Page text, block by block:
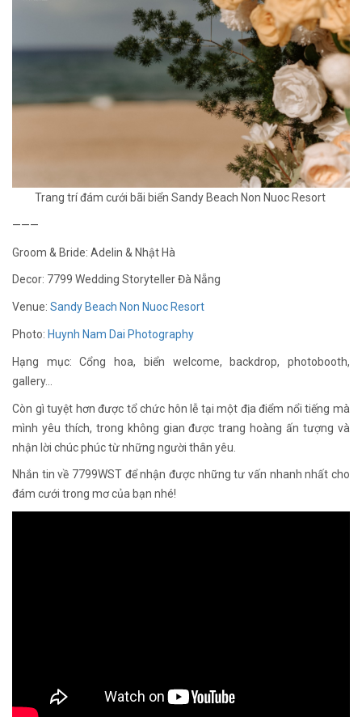
Trang trí đám cưới bãi biển Sandy Beach Non Nuoc Resort
———
Groom & Bride: Adelin & Nhật Hà
Decor: 7799 Wedding Storyteller Đà Nẵng
Venue: Sandy Beach Non Nuoc Resort
Photo: Huynh Nam Dai Photography
Hạng mục: Cổng hoa, biển welcome, backdrop, photobooth,
gallery…
Còn gì tuyệt hơn được tổ chức hôn lễ tại một địa điểm nổi tiếng mà
mình yêu thích, trong không gian được trang hoàng ấn tượng và
nhận lời chúc phúc từ những người thân yêu.
Nhắn tin về 7799WST để nhận được những tư vấn nhanh nhất cho
đám cưới trong mơ của bạn nhé!